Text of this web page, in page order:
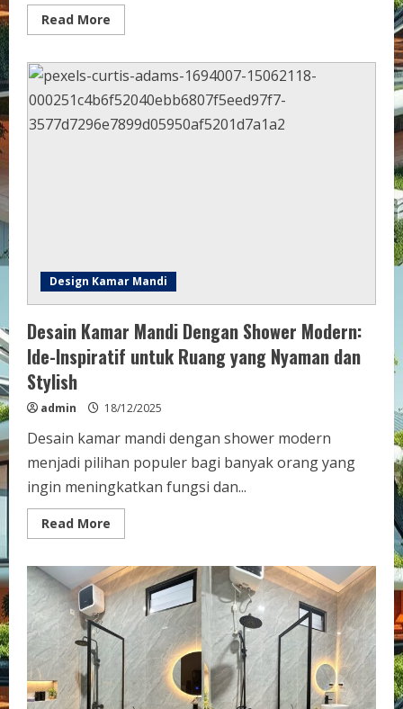
Read More
more
Interior
Kamar
Mandi
Terbaru
2025:
Inovasi
Design Kamar Mandi
Desain Kamar Mandi Dengan Shower Modern:
Ide-Inspiratif untuk Ruang yang Nyaman dan
Stylish
admin 18/12/2025
Desain kamar mandi dengan shower modern
menjadi pilihan populer bagi banyak orang yang
ingin meningkatkan fungsi dan...
Read More
more
Kamar
Mandi
Dengan
Shower
Modern:
Ide-
Inspiratif
untuk
Ruang
yang
Nyaman